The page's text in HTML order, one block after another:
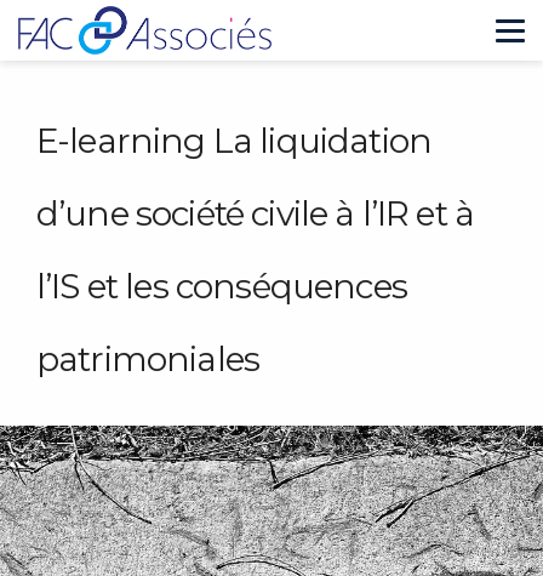
E-learning La liquidation
d’une société civile à l’IR et à
l’IS et les conséquences
patrimoniales